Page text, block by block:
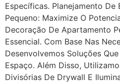
Específicas. Planejamento
Pequeno: Maximize O
Decoração De Apartamento
Essencial. Com Base Nas
Desenvolvemos Soluções
Espaço. Além Disso,
Divisórias De Drywall E